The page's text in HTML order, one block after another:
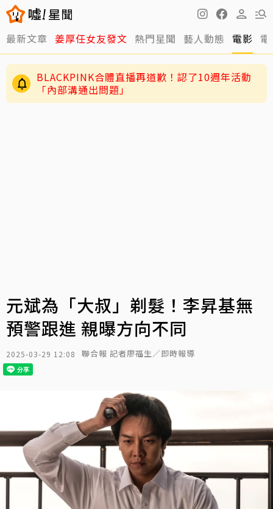
最新文章 姜厚任女友發文 熱門星聞 藝人動態 電影
BLACKPINK合體直播再道歉！認了10週年活動
「內部溝通出問題」
元斌為「大叔」剃髮！李昇基無
預警跟進 親曝方向不同
2025-03-29 12:08 聯合報 記者廖福生／即時報導